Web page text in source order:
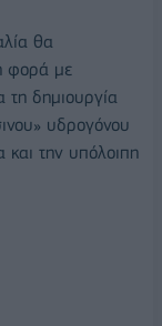
θα
φορά με
τη δημιουργία
υδρογόνου
και την υπόλοιπη